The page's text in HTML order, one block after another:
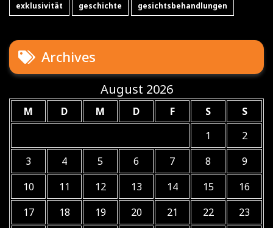
exklusivität geschichte gesichtsbehandlungen
Archives
August 2026
M D M D F S
S
1
2
3
4 5 6 7 8
9
10
11 12 13 14 15
16
17
18 19 20 21 22 23